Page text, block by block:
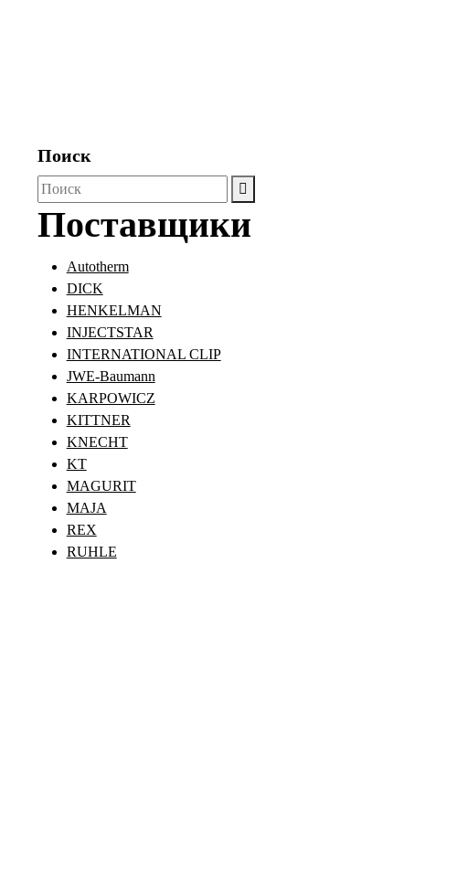
Поиск
Поиск
для:
Поставщики
Autotherm
DICK
HENKELMAN
INJECTSTAR
INTERNATIONAL CLIP
JWE-Baumann
KARPOWICZ
KITTNER
KNECHT
KT
MAGURIT
MAJA
REX
RUHLE